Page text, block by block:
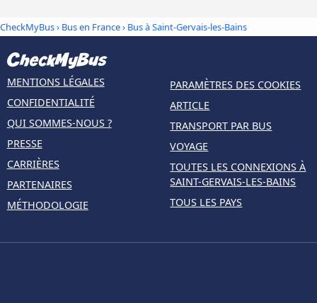
CheckMyBus› Bus en France› Bus à Saint-Gervais-les-Bains
MENTIONS LÉGALES
CONFIDENTIALITÉ
QUI SOMMES-NOUS ?
PRESSE
CARRIÈRES
PARTENAIRES
MÉTHODOLOGIE
PARAMÈTRES DES COOKIES
ARTICLE
TRANSPORT PAR BUS
VOYAGE
TOUTES LES CONNEXIONS À
SAINT-GERVAIS-LES-BAINS
TOUS LES PAYS